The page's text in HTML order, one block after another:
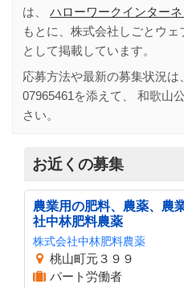
は、 ハローワークインター
もとに、株式会社しごとウ
として掲載しています。
応募方法や最新の募集状況は
07965461 を添えて、 和歌山
さい。
お近くの募集
農業用の肥料、農薬、農
社中林肥料農薬
株式会社中林肥料農薬
桃山町元３９９
パート労働者